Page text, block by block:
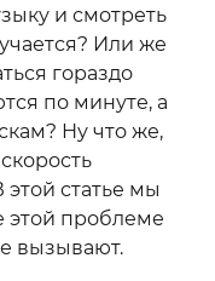
и смотреть
Или же
гораздо
по минуте, а
Ну что же,
статье мы
этой проблеме
вызывают.